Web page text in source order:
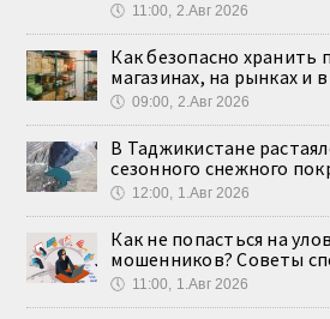
🕔 11:00, 2.Авг 2026
Как безопасно хранить
магазинах, на рынках и
🕔 09:00, 2.Авг 2026
В Таджикистане
сезонного снежного
🕔 12:00, 1.Авг 2026
Как не попасться на
мошенников? Советы
🕔 11:00, 1.Авг 2026